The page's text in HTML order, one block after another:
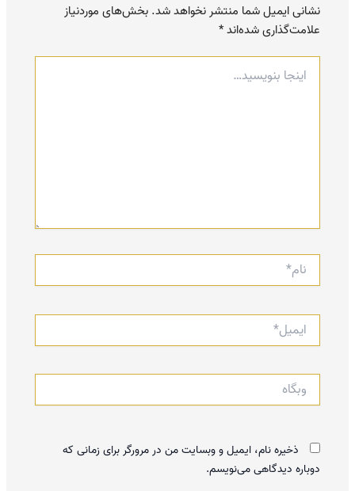
نشانی ایمیل شما منتشر نخواهد شد. بخش‌های موردنیاز
علامت‌گذاری شده‌اند*
اینجا
بنویسید…
نام*
ایمیل*
وبگاه
ذخیره نام، ایمیل و وبسایت من در مرورگر برای زمانی که
دوباره دیدگاهی می‌نویسم.